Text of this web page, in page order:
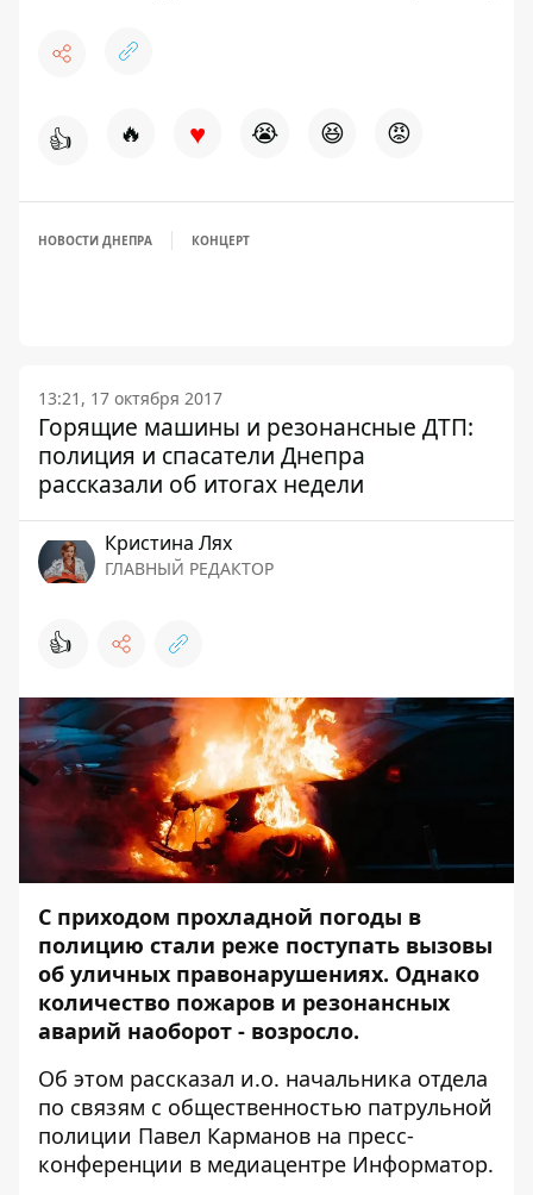
👍 🔥 ♥ 😭 😆 😡
НОВОСТИ ДНЕПРА КОНЦЕРТ
13:21, 17 октября 2017
Горящие машины и резонансные ДТП:
полиция и спасатели Днепра
рассказали об итогах недели
Кристина Лях
ГЛАВНЫЙ РЕДАКТОР
👍
С приходом прохладной погоды в
полицию стали реже поступать вызовы
об уличных правонарушениях. Однако
количество пожаров и резонансных
аварий наоборот - возросло.
Об этом рассказал и.о. начальника отдела
по связям с общественностью патрульной
полиции Павел Карманов на пресс-
конференции в медиацентре Информатор.